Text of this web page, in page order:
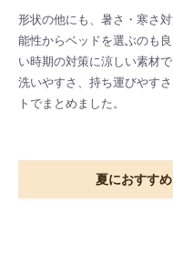
形状の他にも、暑さ・寒さ
能性からベッドを選ぶのも
い時期の対策に涼しい素材
洗いやすさ、持ち運びやす
トでまとめました。
夏におすす